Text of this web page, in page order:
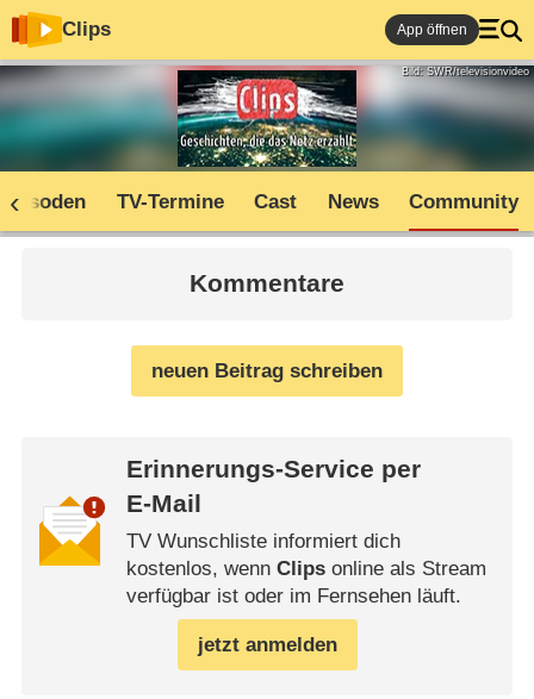
Clips App öffnen
Bild: SWR/televisionvideo
TV-Termine Cast News Community
Kommentare
neuen Beitrag schreiben
Erinnerungs-Service per
E-Mail
TV Wunschliste informiert dich
kostenlos, wenn Clipsonline als Stream
verfügbar ist oder im Fernsehen läuft.
jetzt anmelden